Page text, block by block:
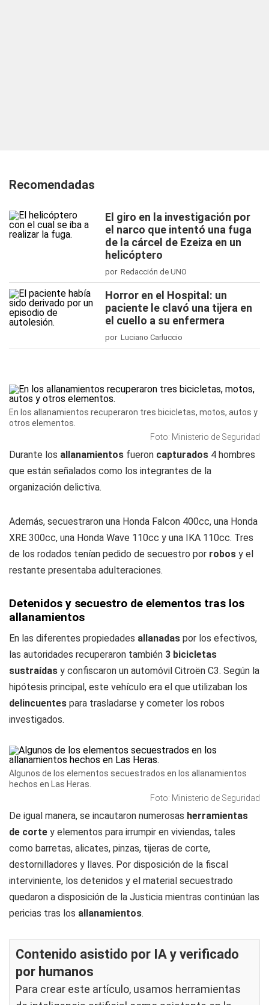
Recomendadas
El giro en la investigación por
el narco que intentó una fuga
de la cárcel de Ezeiza en un
helicóptero
por Redacción de UNO
Horror en el Hospital: un
paciente le clavó una tijera en
el cuello a su enfermera
por Luciano Carluccio
En los allanamientos recuperaron tres bicicletas, motos, autos y
otros elementos.
Foto: Ministerio de Seguridad
Durante los allanamientos fueron capturados 4 hombres
que están señalados como los integrantes de la
organización delictiva.
Además, secuestraron una Honda Falcon 400cc, una Honda
XRE 300cc, una Honda Wave 110cc y una IKA 110cc. Tres
de los rodados tenían pedido de secuestro por robos y el
restante presentaba adulteraciones.
Detenidos y secuestro de elementos tras los
allanamientos
En las diferentes propiedades allanadas por los efectivos,
las autoridades recuperaron también 3 bicicletas
sustraídas y confiscaron un automóvil Citroën C3. Según la
hipótesis principal, este vehículo era el que utilizaban los
delincuentes para trasladarse y cometer los robos
investigados.
Algunos de los elementos secuestrados en los allanamientos
hechos en Las Heras.
Foto: Ministerio de Seguridad
De igual manera, se incautaron numerosas herramientas
de corte y elementos para irrumpir en viviendas, tales
como barretas, alicates, pinzas, tijeras de corte,
destornilladores y llaves. Por disposición de la fiscal
interviniente, los detenidos y el material secuestrado
quedaron a disposición de la Justicia mientras continúan las
pericias tras los allanamientos.
Contenido asistido por IA y verificado
por humanos
Para crear este artículo, usamos herramientas